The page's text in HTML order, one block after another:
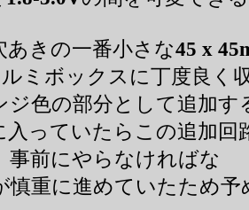
あきの一番小さな45 x
ミボックスに丁度良く
ジ色の部分として追加
入っていたらこの追加
事前にやらなければな
慎重に進めていたため